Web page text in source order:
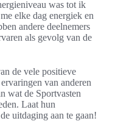
was tot ik
elke dag energiek en
andere deelnemers
als gevolg van de
de vele positieve
van anderen
wat de Sportvasten
Laat hun
uitdaging aan te gaan!